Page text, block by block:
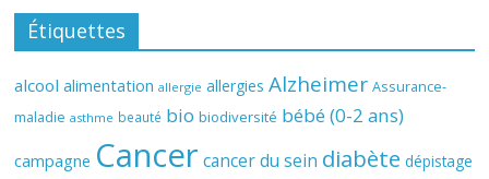
Étiquettes
alcool alimentation allergie allergies Alzheimer Assurance-
maladie asthme beauté bio biodiversité bébé (0-2 ans)
campagne Cancer cancer du sein diabète dépistage